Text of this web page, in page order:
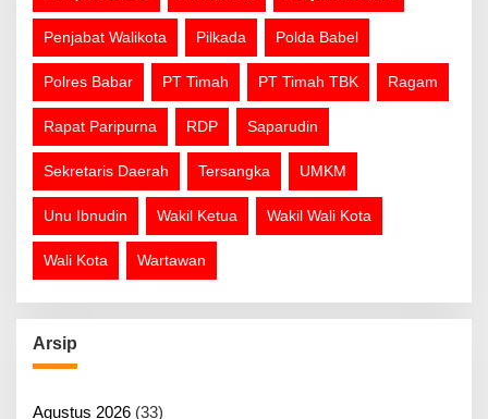
Penjabat Walikota Pilkada Polda Babel
Polres Babar PT Timah PT Timah TBK Ragam
Rapat Paripurna RDP Saparudin
Sekretaris Daerah Tersangka UMKM
Unu Ibnudin Wakil Ketua Wakil Wali Kota
Wali Kota Wartawan
Arsip
Agustus 2026 (33)